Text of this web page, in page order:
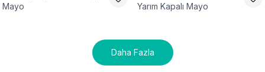
Mayo
Yarım Kapalı Mayo
Daha Fazla